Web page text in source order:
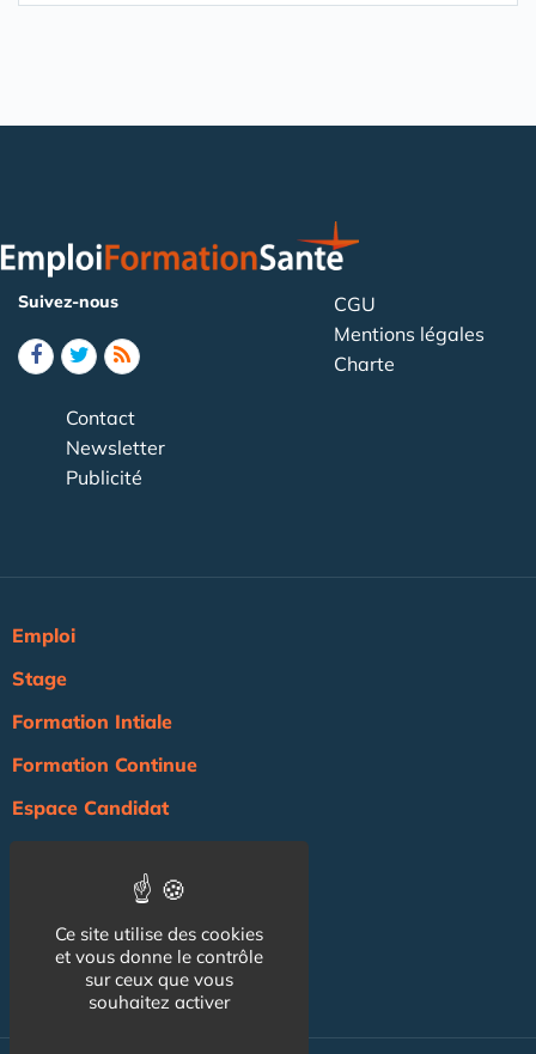
Suivez-nous
CGU
Mentions légales
Charte
Contact
Newsletter
Publicité
Emploi
Stage
Formation Intiale
Formation Continue
Espace Candidat
Agenda
NOS AUTRES SITES :
Ce site utilise des cookies
et vous donne le contrôle
sur ceux que vous
souhaitez activer